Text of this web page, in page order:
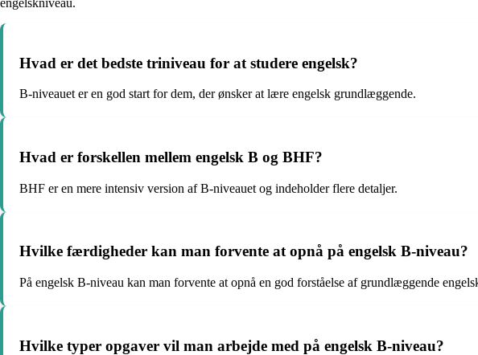
Hvad er det bedste triniveau for at studere engelsk?
B-niveauet er en god start for dem, der ønsker at lære engelsk grundlæggende.
Hvad er forskellen mellem engelsk B og BHF?
BHF er en mere intensiv version af B-niveauet og indeholder flere detaljer.
Hvilke færdigheder kan man forvente at opnå på engelsk B-niveau?
På engelsk B-niveau kan man forvente at opnå en god forståelse af grundlæggende
Hvilke typer opgaver vil man arbejde med på engelsk B-niveau?